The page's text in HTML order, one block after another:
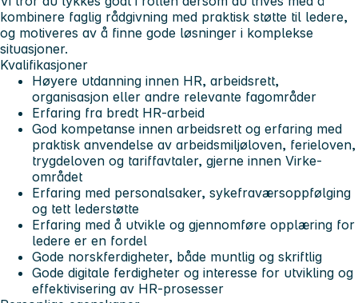
kombinere faglig rådgivning med praktisk støtte til ledere,
og motiveres av å finne gode løsninger i komplekse
situasjoner.
Kvalifikasjoner
Høyere utdanning innen HR, arbeidsrett,
organisasjon eller andre relevante fagområder
Erfaring fra bredt HR-arbeid
God kompetanse innen arbeidsrett og erfaring med
praktisk anvendelse av arbeidsmiljøloven, ferieloven,
trygdeloven og tariffavtaler, gjerne innen Virke-
området
Erfaring med personalsaker, sykefraværsoppfølging
og tett lederstøtte
Erfaring med å utvikle og gjennomføre opplæring for
ledere er en fordel
Gode norskferdigheter, både muntlig og skriftlig
Gode digitale ferdigheter og interesse for utvikling og
effektivisering av HR-prosesser